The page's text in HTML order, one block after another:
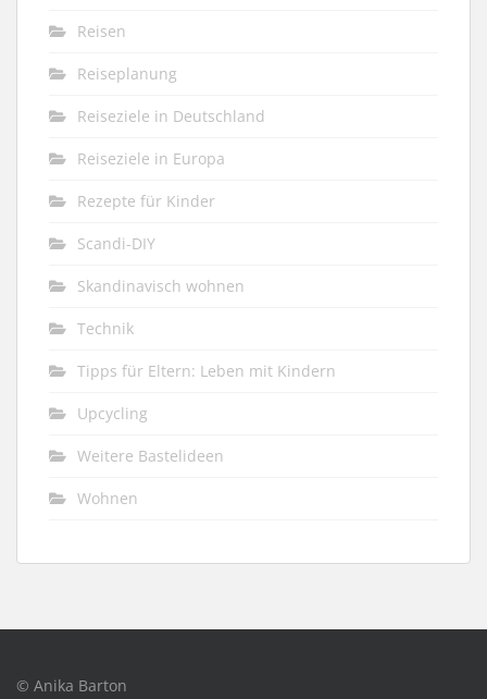
Reisen
Reiseplanung
Reiseziele in Deutschland
Reiseziele in Europa
Rezepte für Kinder
Scandi-DIY
Skandinavisch wohnen
Technik
Tipps für Eltern: Leben mit Kindern
Upcycling
Weitere Bastelideen
Wohnen
© Anika Barton